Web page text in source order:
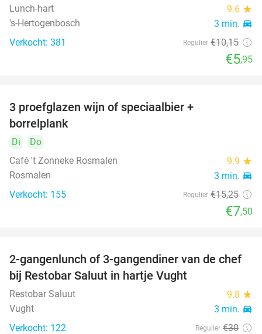
Lunch-hart 9.6 star
's-Hertogenbosch 3 min. directions_car
Verkocht: 381 Regulier €10,15
€5,95
3 proefglazen wijn of speciaalbier +
borrelplank
Di
Do
Café 't Zonneke Rosmalen
9.9 star
Rosmalen 3 min. directions_car
Verkocht: 155 Regulier €15,25
€7,50
40%
2-gangenlunch of 3-gangendiner van de chef
bij Restobar Saluut in hartje Vught
Restobar Saluut 9.8 star
Vught 3 min. directions_car
Verkocht: 122 Regulier €30